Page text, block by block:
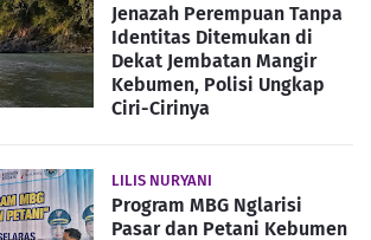
Jenazah Perempuan Tanpa
Identitas Ditemukan di
Dekat Jembatan Mangir
Kebumen, Polisi Ungkap
Ciri-Cirinya
LILIS NURYANI
Program MBG Nglarisi
Pasar dan Petani Kebumen